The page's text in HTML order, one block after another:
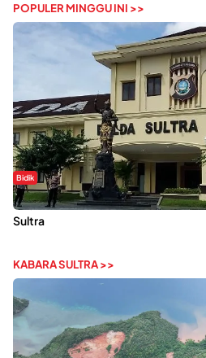
POPULER MINGGU INI >>
Bidik
Dugaan Kekerasan Seksual di UIN
Sultra
KABARA SULTRA >>